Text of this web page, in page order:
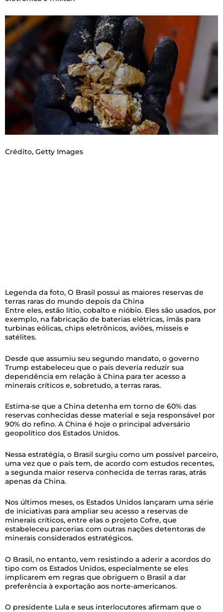
Crédito, Getty Images
Legenda da foto, O Brasil possui as maiores reservas de
terras raras do mundo depois da China
Entre eles, estão lítio, cobalto e nióbio. Eles são usados, por
exemplo, na fabricação de baterias elétricas, ímãs para
turbinas eólicas, chips eletrônicos, aviões, mísseis e
satélites.
Desde que assumiu seu segundo mandato, o governo
Trump estabeleceu que o país deveria reduzir sua
dependência em relação à China para ter acesso a
minerais críticos e, sobretudo, a terras raras.
Estima-se que a China detenha em torno de 60% das
reservas conhecidas desse material e seja responsável por
90% do refino. A China é hoje o principal adversário
geopolítico dos Estados Unidos.
Nessa estratégia, o Brasil surgiu como um possível parceiro,
uma vez que o país tem, de acordo com estudos recentes,
a segunda maior reserva conhecida de terras raras, atrás
apenas da China.
Nos últimos meses, os Estados Unidos lançaram uma série
de iniciativas para ampliar seu acesso a reservas de
minerais críticos, entre elas o projeto Cofre, que
estabeleceu parcerias com outras nações detentoras de
minerais considerados estratégicos.
O Brasil, no entanto, vem resistindo a aderir a acordos do
tipo com os Estados Unidos, especialmente se eles
implicarem em regras que obriguem o Brasil a dar
preferência à exportação aos norte-americanos.
O presidente Lula e seus interlocutores afirmam que o